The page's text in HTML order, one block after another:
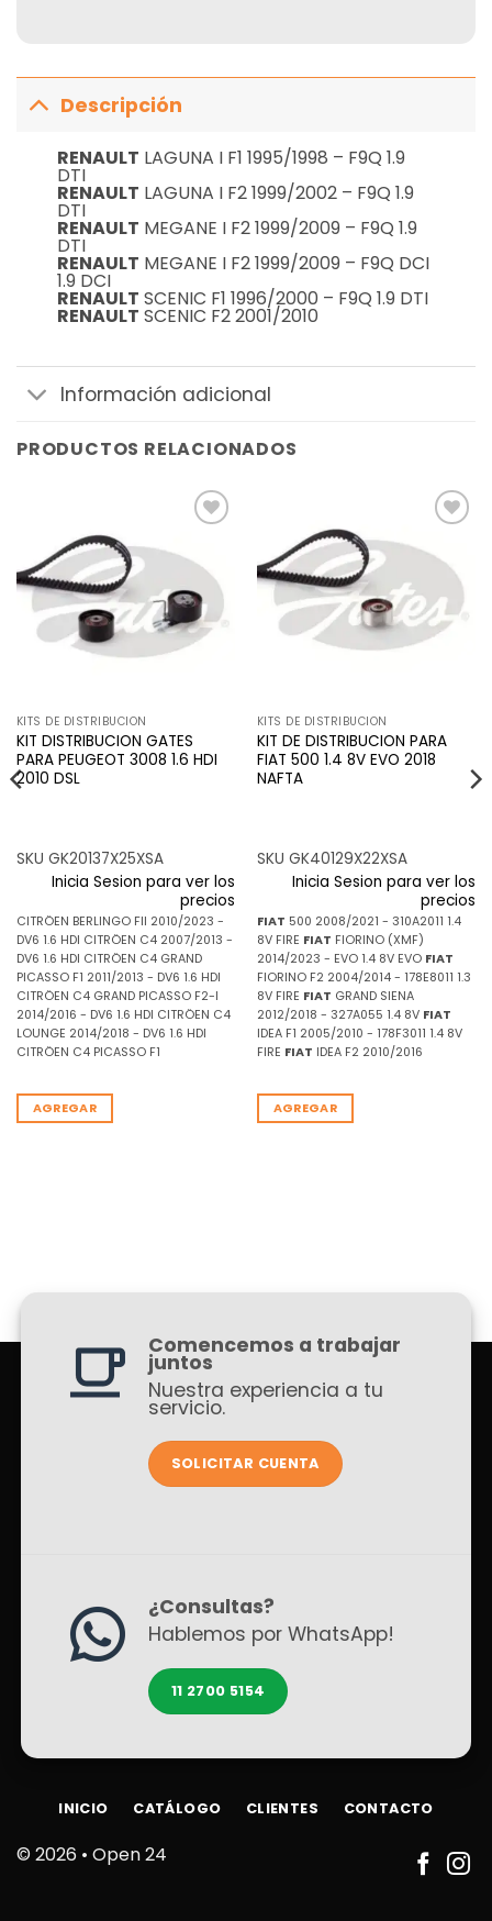
Descripción
RENAULT LAGUNA I F1 1995/1998 – F9Q 1.9
DTI
RENAULT LAGUNA I F2 1999/2002 – F9Q 1.9
DTI
RENAULT MEGANE I F2 1999/2009 – F9Q 1.9
DTI
RENAULT MEGANE I F2 1999/2009 – F9Q DCI
1.9 DCI
RENAULT SCENIC F1 1996/2000 – F9Q 1.9 DTI
RENAULT SCENIC F2 2001/2010
Información adicional
PRODUCTOS RELACIONADOS
a la
lista de
deseos
KITS DE DISTRIBUCION
KIT DISTRIBUCION GATES
PARA PEUGEOT 3008 1.6 HDI
2010 DSL
SKU GK20137X25XSA
Inicia Sesion para ver los
precios
CITRÖEN BERLINGO FII 2010/2023 -
DV6 1.6 HDI CITRÖEN C4 2007/2013 -
DV6 1.6 HDI CITRÖEN C4 GRAND
PICASSO F1 2011/2013 - DV6 1.6 HDI
CITRÖEN C4 GRAND PICASSO F2-I
2014/2016 - DV6 1.6 HDI CITRÖEN C4
LOUNGE 2014/2018 - DV6 1.6 HDI
CITRÖEN C4 PICASSO F1
AGREGAR
a la
lista de
deseos
KITS DE DISTRIBUCION
KIT DE DISTRIBUCION PARA
FIAT 500 1.4 8V EVO 2018
NAFTA
SKU GK40129X22XSA
Inicia Sesion para ver los
precios
FIAT 500 2008/2021 - 310A2011 1.4
8V FIRE FIAT FIORINO (XMF)
2014/2023 - EVO 1.4 8V EVO FIAT
FIORINO F2 2004/2014 - 178E8011 1.3
8V FIRE FIAT GRAND SIENA
2012/2018 - 327A055 1.4 8V FIAT
IDEA F1 2005/2010 - 178F3011 1.4 8V
FIRE FIAT IDEA F2 2010/2016
AGREGAR
Comencemos a trabajar
juntos
Nuestra experiencia a tu
servicio.
SOLICITAR CUENTA
¿Consultas?
Hablemos por WhatsApp!
11 2700 5154
© 2026 • Open 24
INICIO CATÁLOGO CLIENTES CONTACTO